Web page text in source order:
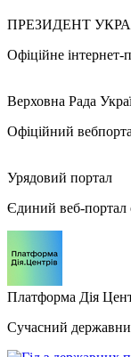
ПРЕЗИДЕНТ
Офіційне інтернет-
Верховна Рада
Офіційний
Урядовий портал
Єдиний веб-портал
Платформа Дія
Сучасний